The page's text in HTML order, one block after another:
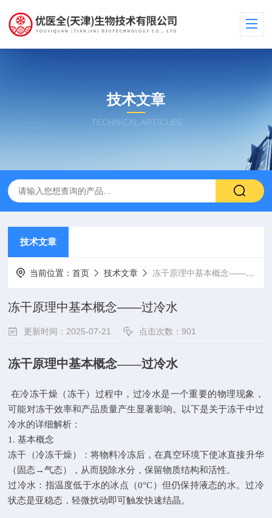
技术文章
TECHNICAL ARTICLES
技术文章
当前位置：首页 技术文章 冻干原理中基本概念——过冷水
冻干原理中基本概念——过冷水
更新时间：2025-07-21 点击次数：901
冻干原理中基本概念——过冷水
在冷冻干燥（冻干）过程中，过冷水是一个重要的物理现象，
可能对冻干效率和产品质量产生显著影响。以下是关于冻干中过
冷水的详细解析：
1. 基本概念
冻干（冷冻干燥）：将物料冷冻后，在真空环境下使冰直接升华
（固态→气态），从而脱除水分，保留物质结构和活性。
过冷水：指温度低于水的冰点（0°C）但仍保持液态的水。过冷
状态是亚稳态，轻微扰动即可触发快速结晶。